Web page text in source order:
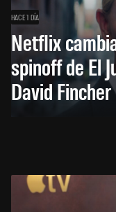
HACE 1 DÍA
Netflix
spinoff de El
David Fincher